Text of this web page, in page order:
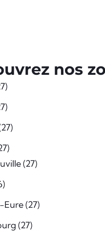
nos
(27)
(27)
(27)